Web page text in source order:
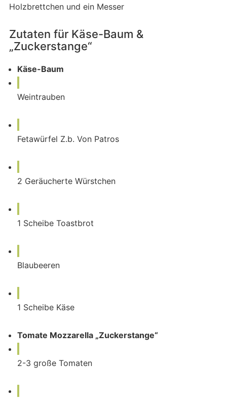
Holzbrettchen und ein Messer
Zutaten für Käse-Baum &
„Zuckerstange“
Käse-Baum
Weintrauben
Fetawürfel Z.b. Von Patros
2 Geräucherte Würstchen
1 Scheibe Toastbrot
Blaubeeren
1 Scheibe Käse
Tomate Mozzarella „Zuckerstange“
2-3 große Tomaten